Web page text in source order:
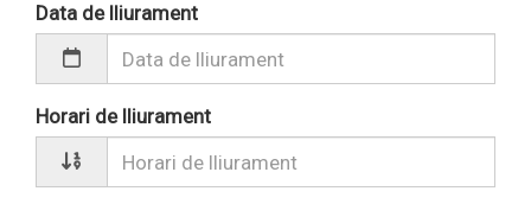
Data de lliurament
Horari de lliurament